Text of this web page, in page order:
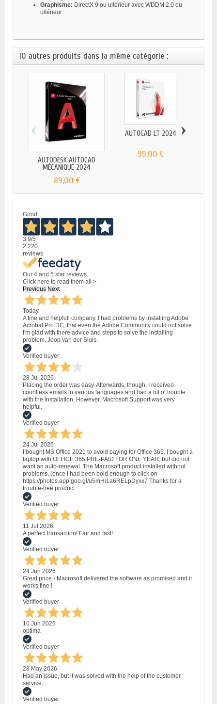
Graphisme: DirectX 9 ou ultérieur avec WDDM 2.0 ou
ultérieur
10 autres produits dans la même catégorie :
AUTODESK AUTOCAD
MÉCANIQUE 2024
89,00 €
AUTOCAD LT 2024
99,00 €
‹ ›
Good
3,9/5
2.220
reviews
Our 4 and 5 star reviews.
Click here to read them all >
Previous Next
Today
A fine and helpfull company. I had problems by installing Adobe
Acrobat Pro DC, that even the Adobe Community could not solve.
I'm glad with there advice and steps to solve the installing
problem. Joop van der Sluis.
Verified buyer
28 Jul 2026
Placing the order was easy. Afterwards, though, I received
countless emails in various languages and had a bit of trouble
with the installation. However, Macrosoft Support was very
helpful.
Verified buyer
24 Jul 2026
I bought MS Office 2021 to avoid paying for Office 365. I bought a
laptop with OFFICE 365 PRE-PAID FOR ONE YEAR, but did not
want an auto-renewal. The Macrosoft product installed without
problems, (once I had been bold enough to click on
https://photos.app.goo.gl/u5mHi1a6RELpDyxx7 Thanks for a
trouble-free product.
Verified buyer
11 Jul 2026
A perfect transaction! Fair and fast!
Verified buyer
24 Jun 2026
Great price - Macrosoft delivered the software as promised and it
works fine !
Verified buyer
10 Jun 2026
optima
Verified buyer
28 May 2026
Had an issue, but it was solved with the help of the customer
service.
Verified buyer